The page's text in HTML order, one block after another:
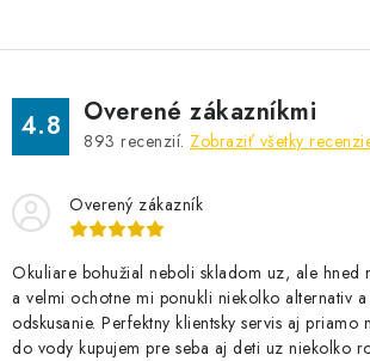
4.8 Overené zákazníkmi
893 recenzií. Zobraziť všetky
Overený zákazník
Okuliare bohužial neboli skladom uz, ale hned
a velmi ochotne mi ponukli niekolko alternativ
odskusanie. Perfektny klientsky servis aj priamo
do vody kupujem pre seba aj deti uz niekolko